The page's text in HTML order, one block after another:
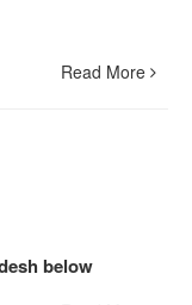
Read More
below